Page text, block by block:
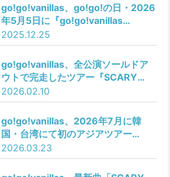
go!go!vanillas、go!go!の日・2026
年5月5日に『go!go!vanillas
presents READY STEADY go!go!
vol.11』をZepp DiverCity
(TOKYO)にて開催決定！
2025.12.25
go!go!vanillas、全公演ソールドア
ウトで完走したツアー『SCARY
MONSTERS TOUR 2025-2026』
より仙台公演のライブレポが到着！
未解禁ライブ写真公開！
2026.02.10
go!go!vanillas、2026年7月に韓
国・台湾にて初のアジアツアー
『go!go!vanillas Asia Tour 2026』
の開催決定！
2026.03.23